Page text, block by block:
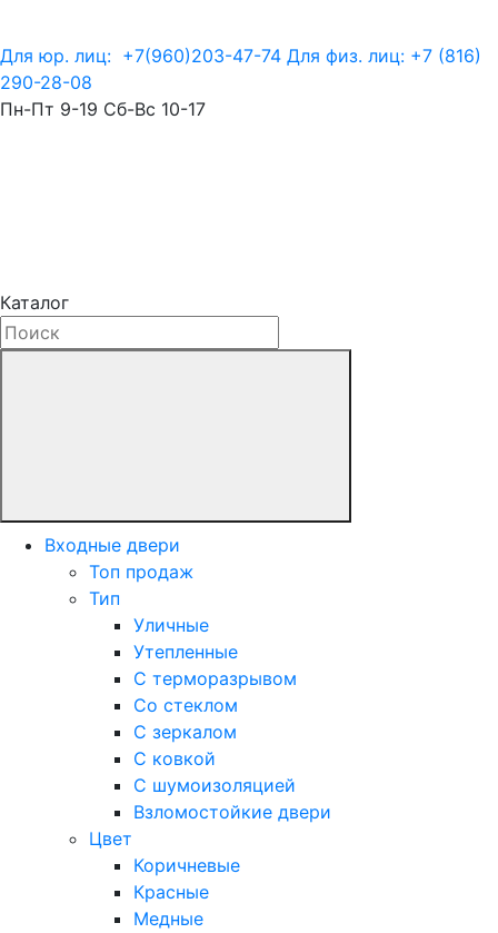
Для юр. лиц: +7(960)203-47-74 Для физ. лиц: +7 (816)
290-28-08
Пн-Пт 9-19 Сб-Вс 10-17
Каталог
Входные двери
Топ продаж
Тип
Уличные
Утепленные
С терморазрывом
Со стеклом
С зеркалом
С ковкой
С шумоизоляцией
Взломостойкие двери
Цвет
Коричневые
Красные
Медные